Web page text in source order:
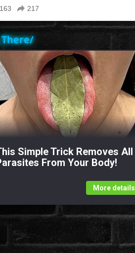
Simple Trick Removes All
From Your Body!
More details